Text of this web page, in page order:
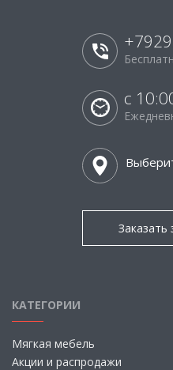
с
Заказать
КАТЕГОРИИ
Мягкая мебель
Акции и распродажи